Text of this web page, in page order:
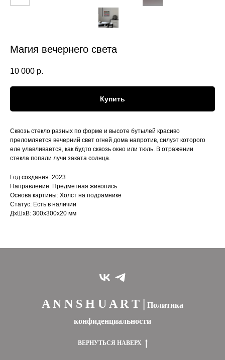
Магия вечернего света
10 000 р.
Купить
Сквозь стекло разных по форме и высоте бутылей красиво
преломляется вечерний свет огней дома напротив, силуэт которого
еле улавливается, как будто сквозь окно или тюль. В отражении
стекла попали лучи заката солнца.
Год создания: 2023
Направление: Предметная живопись
Основа картины: Холст на подрамнике
Статус: Есть в наличии
ДxШxВ: 300x300x20 мм
A N N S H U A R T |
Политика
конфиденциальности
ВЕРНУТЬСЯ НАВЕРХ